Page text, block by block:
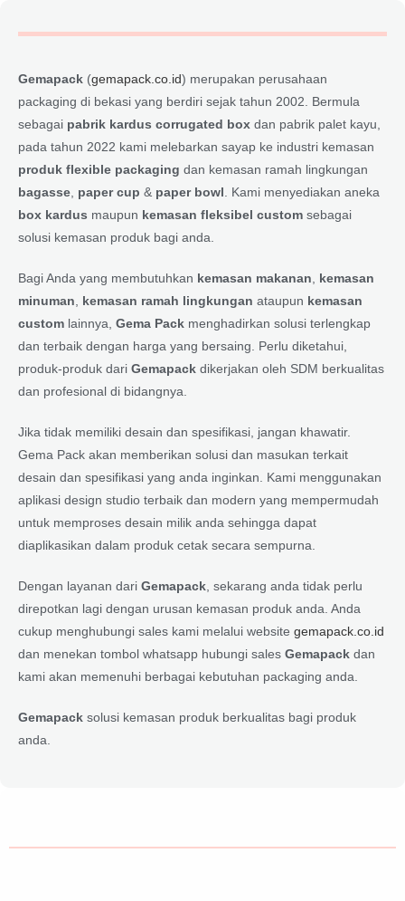
Gemapack (gemapack.co.id) merupakan perusahaan
packaging di bekasi yang berdiri sejak tahun 2002. Bermula
sebagai pabrik kardus corrugated box dan pabrik palet kayu,
pada tahun 2022 kami melebarkan sayap ke industri kemasan
produk flexible packaging dan kemasan ramah lingkungan
bagasse paper cup & paper bowl . Kami menyediakan aneka
box kardus maupun kemasan fleksibel custom sebagai
solusi kemasan produk bagi anda.
Bagi Anda yang membutuhkan kemasan makanan
kemasan
minuman
kemasan ramah lingkungan ataupun kemasan
custom lainnya, Gema Pack menghadirkan solusi terlengkap
dan terbaik dengan harga yang bersaing. Perlu diketahui,
produk-produk dari Gemapack dikerjakan oleh SDM berkualitas
dan profesional di bidangnya.
Jika tidak memiliki desain dan spesifikasi, jangan khawatir.
Gema Pack akan memberikan solusi dan masukan terkait
desain dan spesifikasi yang anda inginkan. Kami menggunakan
aplikasi design studio terbaik dan modern yang mempermudah
untuk memproses desain milik anda sehingga dapat
diaplikasikan dalam produk cetak secara sempurna.
Dengan layanan dari Gemapack , sekarang anda tidak perlu
direpotkan lagi dengan urusan kemasan produk anda. Anda
cukup menghubungi sales kami melalui website gemapack.co.id
dan menekan tombol whatsapp hubungi sales Gemapack dan
kami akan memenuhi berbagai kebutuhan packaging anda.
Gemapack solusi kemasan produk berkualitas bagi produk
anda.